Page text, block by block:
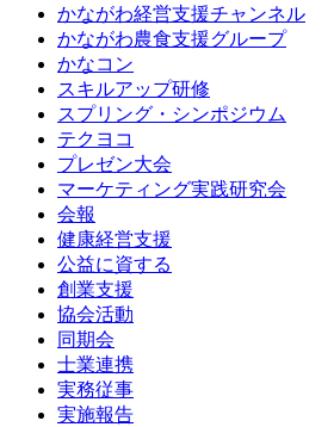
かながわ経営支援チャンネル
かながわ農食支援グループ
かなコン
スキルアップ研修
スプリング・シンポジウム
テクヨコ
プレゼン大会
マーケティング実践研究会
会報
健康経営支援
公益に資する
創業支援
協会活動
同期会
士業連携
実務従事
実施報告